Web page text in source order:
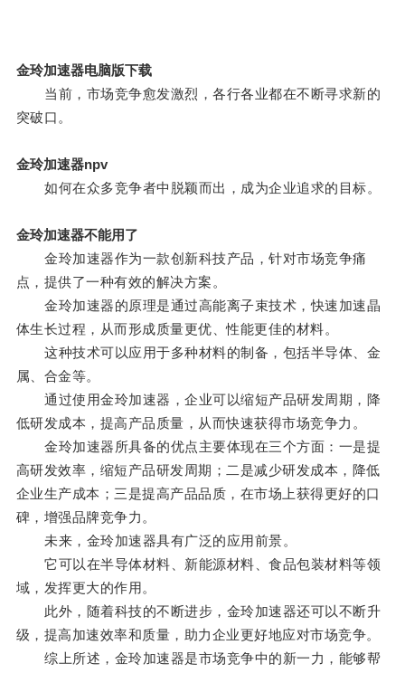
金玲加速器电脑版下载
当前，市场竞争愈发激烈，各行各业都在不断寻求新的
突破口。
金玲加速器npv
如何在众多竞争者中脱颖而出，成为企业追求的目标。
金玲加速器不能用了
金玲加速器作为一款创新科技产品，针对市场竞争痛
点，提供了一种有效的解决方案。
金玲加速器的原理是通过高能离子束技术，快速加速晶
体生长过程，从而形成质量更优、性能更佳的材料。
这种技术可以应用于多种材料的制备，包括半导体、金
属、合金等。
通过使用金玲加速器，企业可以缩短产品研发周期，降
低研发成本，提高产品质量，从而快速获得市场竞争力。
金玲加速器所具备的优点主要体现在三个方面：一是提
高研发效率，缩短产品研发周期；二是减少研发成本，降低
企业生产成本；三是提高产品品质，在市场上获得更好的口
碑，增强品牌竞争力。
未来，金玲加速器具有广泛的应用前景。
它可以在半导体材料、新能源材料、食品包装材料等领
域，发挥更大的作用。
此外，随着科技的不断进步，金玲加速器还可以不断升
级，提高加速效率和质量，助力企业更好地应对市场竞争。
综上所述，金玲加速器是市场竞争中的新一力，能够帮